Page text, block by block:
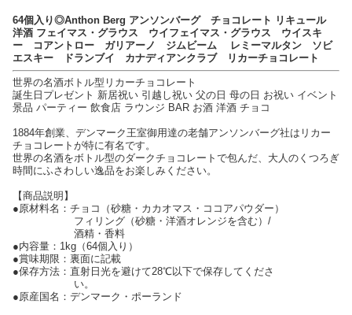
64個入り◎Anthon Berg アンソンバーグ チョコレート リキュール
洋酒 フェイマス・グラウス ウイフェイマス・グラウス ウイスキ
ー コアントロー ガリアーノ ジムビーム レミーマルタン ソビ
エスキー ドランブイ カナディアンクラブ リカーチョコレート
世界の名酒ボトル型リカーチョコレート
誕生日プレゼント 新居祝い 引越し祝い 父の日 母の日 お祝い イベント
景品 パーティー 飲食店 ラウンジ BAR お酒 洋酒 チョコ
1884年創業、デンマーク王室御用達の老舗アンソンバーグ社はリカー
チョコレートが特に有名です。
世界の名酒をボトル型のダークチョコレートで包んだ、大人のくつろぎ
時間にふさわしい逸品をお楽しみください。
【商品説明】
●原材料名：チョコ（砂糖・カカオマス・ココアパウダー）
フィリング（砂糖・洋酒オレンジを含む）/
酒精・香料
●内容量：1kg（64個入り）
●賞味期限：裏面に記載
●保存方法：直射日光を避けて28℃以下で保存してくださ
い。
●原産国名：デンマーク・ポーランド